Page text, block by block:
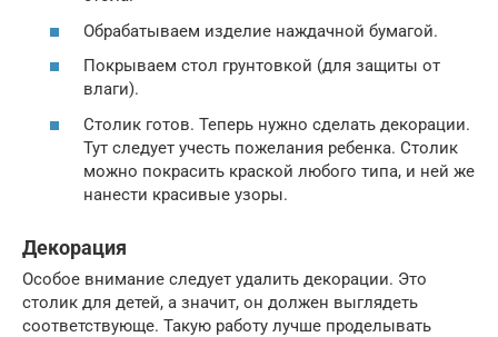
Обрабатываем изделие наждачной бумагой.
Покрываем стол грунтовкой (для защиты от
влаги).
Столик готов. Теперь нужно сделать декорации.
Тут следует учесть пожелания ребенка. Столик
можно покрасить краской любого типа, и ней же
нанести красивые узоры.
Декорация
Особое внимание следует удалить декорации. Это
столик для детей, а значит, он должен выглядеть
соответствующе. Такую работу лучше проделывать